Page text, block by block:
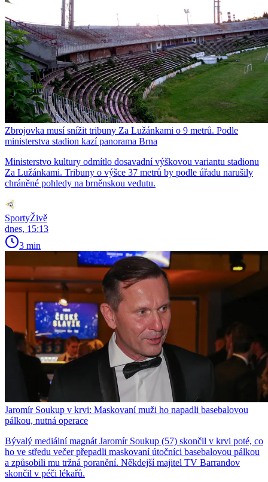
Zbrojovka musí snížit tribuny Za Lužánkami o 9 metrů. Podle
ministerstva stadion kazí panorama Brna
Ministerstvo kultury odmítlo dosavadní výškovou variantu stadionu
Za Lužánkami. Tribuny o výšce 37 metrů by podle úřadu narušily
chráněné pohledy na brněnskou vedutu.
SportyŽivě
dnes, 15:13
3 min
Jaromír Soukup v krvi: Maskovaní muži ho napadli basebalovou
pálkou, nutná operace
Bývalý mediální magnát Jaromír Soukup (57) skončil v krvi poté, co
ho ve středu večer přepadli maskovaní útočníci basebalovou pálkou
a způsobili mu tržná poranění. Někdejší majitel TV Barrandov
skončil v péči lékařů.